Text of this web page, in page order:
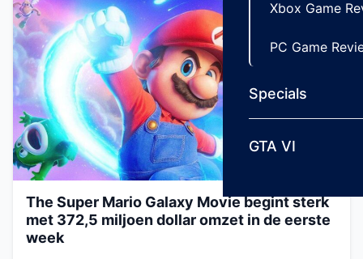
Xbox Game
PC Game
Specials
GTA VI
The Super Mario Galaxy Movie begint sterk
met 372,5 miljoen dollar omzet in de eerste
week